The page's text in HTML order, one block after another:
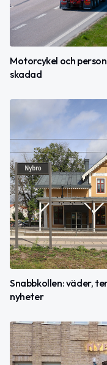
Motorcykel och
skadad
Snabbkollen: väder,
nyheter